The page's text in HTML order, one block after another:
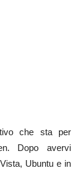
che sta per
Dopo avervi
Ubuntu e in